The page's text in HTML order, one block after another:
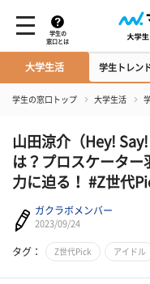
学生の
窓口とは
大学生活 学生トレン
学生の窓口トップ 大学生活
山田涼介（Hey!
は？プロスケーター
力に迫る！ #Z世代
ガクラボメンバー
2023/09/24
タグ： Z世代Pick アイドル